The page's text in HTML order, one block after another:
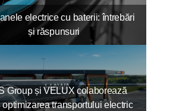
electrice cu baterii: întrebări
și răspunsuri
Group și VELUX colaborează
optimizarea transportului electric